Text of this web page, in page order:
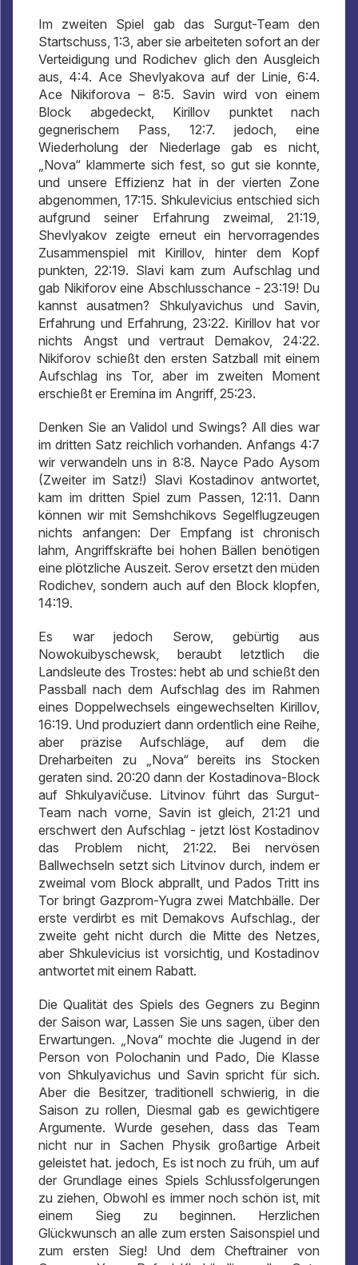
Im zweiten Spiel gab das Surgut-Team den
Startschuss, 1:3, aber sie arbeiteten sofort an der
Verteidigung und Rodichev glich den Ausgleich
aus, 4:4. Ace Shevlyakova auf der Linie, 6:4.
Ace Nikiforova – 8:5. Savin wird von einem
Block abgedeckt, Kirillov punktet nach
gegnerischem Pass, 12:7. jedoch, eine
Wiederholung der Niederlage gab es nicht,
„Nova“ klammerte sich fest, so gut sie konnte,
und unsere Effizienz hat in der vierten Zone
abgenommen, 17:15. Shkulevicius entschied sich
aufgrund seiner Erfahrung zweimal, 21:19,
Shevlyakov zeigte erneut ein hervorragendes
Zusammenspiel mit Kirillov, hinter dem Kopf
punkten, 22:19. Slavi kam zum Aufschlag und
gab Nikiforov eine Abschlusschance - 23:19! Du
kannst ausatmen? Shkulyavichus und Savin,
Erfahrung und Erfahrung, 23:22. Kirillov hat vor
nichts Angst und vertraut Demakov, 24:22.
Nikiforov schießt den ersten Satzball mit einem
Aufschlag ins Tor, aber im zweiten Moment
erschießt er Eremina im Angriff, 25:23.
Denken Sie an Validol und Swings? All dies war
im dritten Satz reichlich vorhanden. Anfangs 4:7
wir verwandeln uns in 8:8. Nayce Pado Aysom
(Zweiter im Satz!) Slavi Kostadinov antwortet,
kam im dritten Spiel zum Passen, 12:11. Dann
können wir mit Semshchikovs Segelflugzeugen
nichts anfangen: Der Empfang ist chronisch
lahm, Angriffskräfte bei hohen Bällen benötigen
eine plötzliche Auszeit. Serov ersetzt den müden
Rodichev, sondern auch auf den Block klopfen,
14:19.
Es war jedoch Serow, gebürtig aus
Nowokuibyschewsk, beraubt letztlich die
Landsleute des Trostes: hebt ab und schießt den
Passball nach dem Aufschlag des im Rahmen
eines Doppelwechsels eingewechselten Kirillov,
16:19. Und produziert dann ordentlich eine Reihe,
aber präzise Aufschläge, auf dem die
Dreharbeiten zu „Nova“ bereits ins Stocken
geraten sind. 20:20 dann der Kostadinova-Block
auf Shkulyavičuse. Litvinov führt das Surgut-
Team nach vorne, Savin ist gleich, 21:21 und
erschwert den Aufschlag - jetzt löst Kostadinov
das Problem nicht, 21:22. Bei nervösen
Ballwechseln setzt sich Litvinov durch, indem er
zweimal vom Block abprallt, und Pados Tritt ins
Tor bringt Gazprom-Yugra zwei Matchbälle. Der
erste verdirbt es mit Demakovs Aufschlag., der
zweite geht nicht durch die Mitte des Netzes,
aber Shkulevicius ist vorsichtig, und Kostadinov
antwortet mit einem Rabatt.
Die Qualität des Spiels des Gegners zu Beginn
der Saison war, Lassen Sie uns sagen, über den
Erwartungen. „Nova“ mochte die Jugend in der
Person von Polochanin und Pado, Die Klasse
von Shkulyavichus und Savin spricht für sich.
Aber die Besitzer, traditionell schwierig, in die
Saison zu rollen, Diesmal gab es gewichtigere
Argumente. Wurde gesehen, dass das Team
nicht nur in Sachen Physik großartige Arbeit
geleistet hat. jedoch, Es ist noch zu früh, um auf
der Grundlage eines Spiels Schlussfolgerungen
zu ziehen, Obwohl es immer noch schön ist, mit
einem Sieg zu beginnen. Herzlichen
Glückwunsch an alle zum ersten Saisonspiel und
zum ersten Sieg! Und dem Cheftrainer von